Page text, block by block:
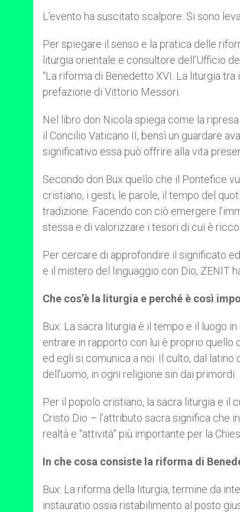
L’evento ha suscitato scalpore. Si sono
Per spiegare il senso e la pratica delle
liturgia orientale e consultore dell’Ufficio
“La riforma di Benedetto XVI. La liturgia
prefazione di Vittorio Messori.
Nel libro don Nicola spiega come la
il Concilio Vaticano II, bensì un guardare
significativo essa può offrire alla vita
Secondo don Bux quello che il Pontefice
cristiano, i gesti, le parole, il tempo del
tradizione. Facendo con ciò emergere
stessa e di valorizzare i tesori di cui è
Per cercare di approfondire il significato
e il mistero del linguaggio con Dio, ZENIT
Che cos’è la liturgia e perché è così
Bux: La sacra liturgia è il tempo e il luogo
entrare in rapporto con lui è proprio quello
ed egli si comunica a noi. Il culto, dal latino
dell’uomo, in ogni religione sin dai primordi.
Per il popolo cristiano, la sacra liturgia e il
Cristo Dio – l’attributo sacra significa che
realtà e “attività” più importante per la
In che cosa consiste la riforma di
Bux: La riforma della liturgia, termine da
instauratio ossia ristabilimento al posto